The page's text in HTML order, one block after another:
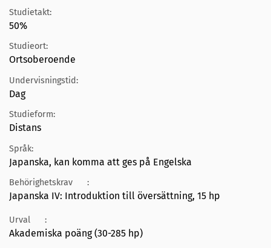
Studietakt:
50%
Studieort:
Ortsoberoende
Undervisningstid:
Dag
Studieform:
Distans
Språk:
Japanska, kan komma att ges på Engelska
Behörighetskrav :
Japanska IV: Introduktion till översättning, 15 hp
Urval :
Akademiska poäng (30-285 hp)